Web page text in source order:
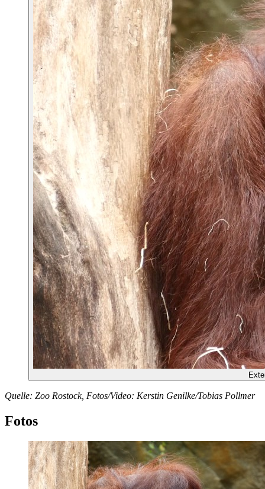
Quelle: Zoo Rostock, Fotos/Video: Kerstin Genilke/Tobias Pollmer
Fotos